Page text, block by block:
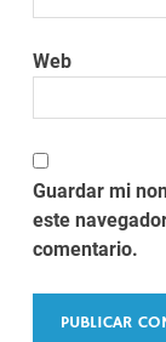
Web
Guardar mi
este
comentario.